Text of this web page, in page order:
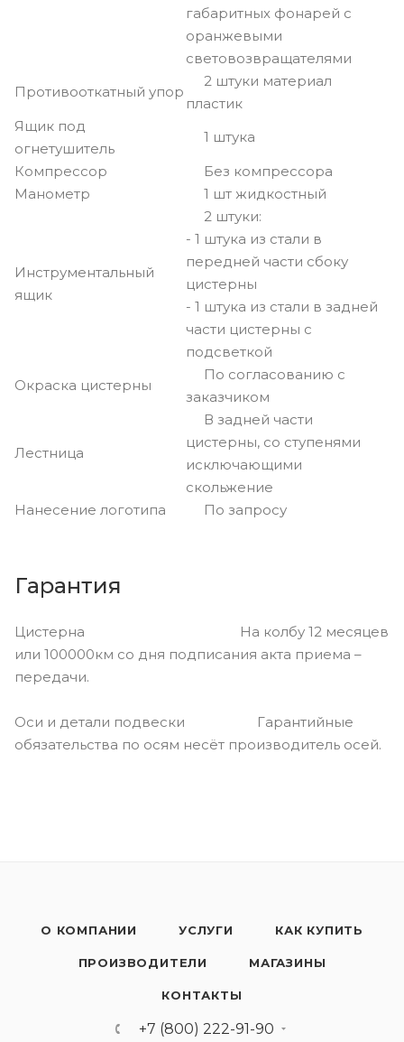
габаритных фонарей с
оранжевыми
световозвращателями
Противооткатный упор
2 штуки материал
пластик
Ящик под
огнетушитель
1 штука
Компрессор
Без компрессора
Манометр
1 шт жидкостный
Инструментальный
ящик
2 штуки:
- 1 штука из стали в
передней части сбоку
цистерны
- 1 штука из стали в задней
части цистерны с
подсветкой
Окраска цистерны
По согласованию с
заказчиком
Лестница
В задней части
цистерны, со ступенями
исключающими
скольжение
Нанесение логотипа
По запросу
Гарантия
Цистерна На колбу 12 месяцев
или 100000км со дня подписания акта приема –
передачи.
Оси и детали подвески Гарантийные
обязательства по осям несёт производитель осей.
О КОМПАНИИ УСЛУГИ КАК КУПИТЬ
ПРОИЗВОДИТЕЛИ МАГАЗИНЫ
КОНТАКТЫ
+7 (800) 222-91-90